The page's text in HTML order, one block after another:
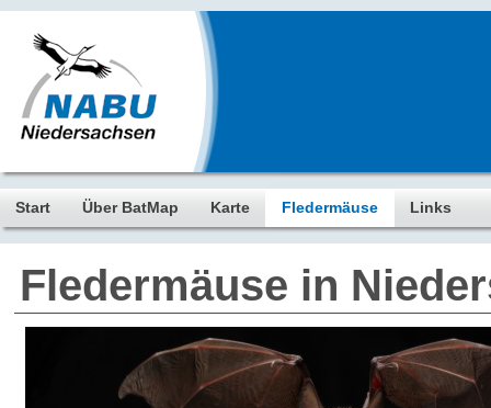
Start Über BatMap Karte Fledermäuse Links
Fledermäuse in